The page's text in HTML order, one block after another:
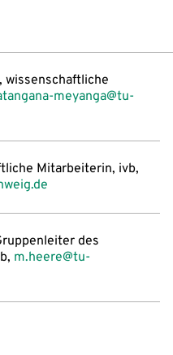
wissenschaftliche
meyanga@tu-
Mitarbeiterin, ivb,
des
m.heere@tu-